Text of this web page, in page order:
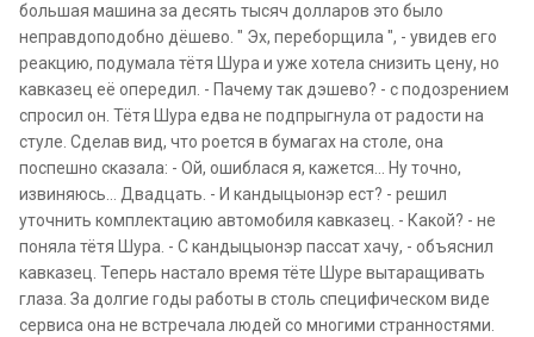
большая машина за десять тысяч долларов это было
неправдоподобно дёшево. " Эх, переборщила ", - увидев его
реакцию, подумала тётя Шура и уже хотела снизить цену, но
кавказец её опередил. - Пачему так дэшево? - с подозрением
спросил он. Тётя Шура едва не подпрыгнула от радости на
стуле. Сделав вид, что роется в бумагах на столе, она
поспешно сказала: - Ой, ошиблася я, кажется... Hу точно,
извиняюсь... Двадцать. - И кандыцыонэр ест? - решил
уточнить комплектацию автомобиля кавказец. - Какой? - не
поняла тётя Шура. - С кандыцыонэр пассат хачу, - объяснил
кавказец. Теперь настало время тёте Шуре вытаращивать
глаза. За долгие годы работы в столь специфическом виде
сервиса она не встречала людей со многими странностями.